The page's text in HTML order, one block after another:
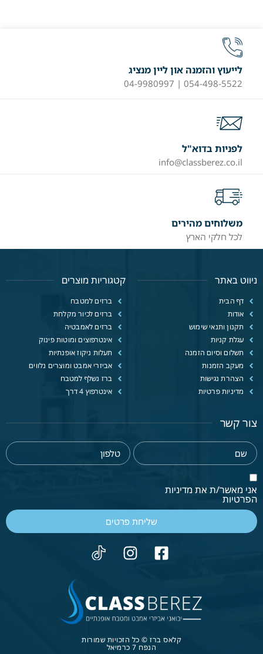
לייעוץ והזמנה און ליין מנציג
054-498-5522 | 04-9980997
לפניות בדוא"ל
info@classberez.co.il
משלוחים מהירים
לכל חלקי הארץ
ניווט באתר
דף הבית
אודות
תקנון ותנאי שימוש
עגלת קניות
תשלום וסיום הזמנה
מעקב הזמנות
הצהרת נגישות
מדיניות פרטיות
קטגוריות מוצרים
ברזים למטבח
ברזים לכיור מקלחת
ברזים לאמבטיה
אינטרפוצים ומוטות פינוק
תעלות ניקוז אופנתיות
אביזרי אמבט ומוצרים נלווים
ברז נשלף למטבח
אינטרפוץ 4 דרך
צור קשר
אני מאשר/ת את מדיניות
הפרטיות
שליחת פרטים
קלאס ברז © כל הזכויות שמורות
הנפח 7 כרמיאל